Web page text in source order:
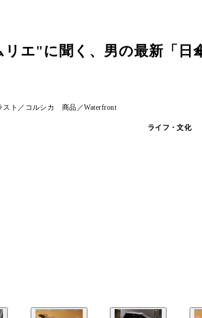
リエ"に聞く、男の最新「日
ト／コルシカ 商品／Waterfront
ライフ・文化